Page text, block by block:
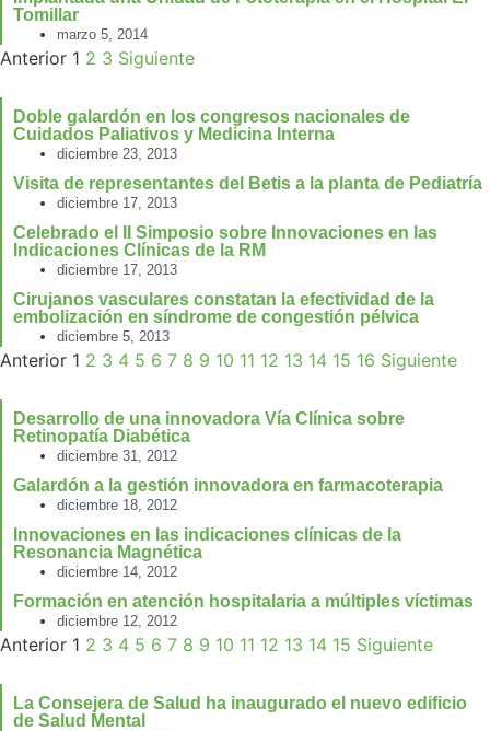
Tomillar
marzo 5, 2014
Anterior 1 2 3 Siguiente
Doble galardón en los congresos nacionales de
Cuidados Paliativos y Medicina Interna
diciembre 23, 2013
Visita de representantes del Betis a la planta de Pediatría
diciembre 17, 2013
Celebrado el II Simposio sobre Innovaciones en las
Indicaciones Clínicas de la RM
diciembre 17, 2013
Cirujanos vasculares constatan la efectividad de la
embolización en síndrome de congestión pélvica
diciembre 5, 2013
Anterior 1 2 3 4 5 6 7 8 9 10 11 12 13 14 15 16 Siguiente
Desarrollo de una innovadora Vía Clínica sobre
Retinopatía Diabética
diciembre 31, 2012
Galardón a la gestión innovadora en farmacoterapia
diciembre 18, 2012
Innovaciones en las indicaciones clínicas de la
Resonancia Magnética
diciembre 14, 2012
Formación en atención hospitalaria a múltiples víctimas
diciembre 12, 2012
Anterior 1 2 3 4 5 6 7 8 9 10 11 12 13 14 15 Siguiente
La Consejera de Salud ha inaugurado el nuevo edificio
de Salud Mental